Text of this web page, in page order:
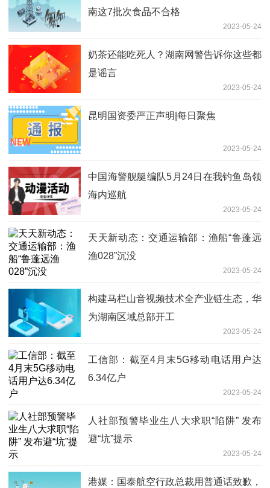
南这7批次食品不合格
2023-05-24
奶茶还能吃死人？湖南网警告诉你这些都
是谣言
2023-05-24
昆明国资委严正声明|每日聚焦
2023-05-24
中国海警舰艇编队5月24日在我钓鱼岛领
海内巡航
2023-05-24
天天新动态：交通运输部：渔船“鲁蓬远
渔028”沉没
2023-05-24
构建马栏山音视频技术全产业链生态，华
为湖南区域总部开工
2023-05-24
工信部：截至4月末5G移动电话用户达
6.34亿户
2023-05-24
人社部预警毕业生八大求职“陷阱” 发布
避“坑”提示
2023-05-24
港媒：国泰航空行政总裁用普通话致歉，